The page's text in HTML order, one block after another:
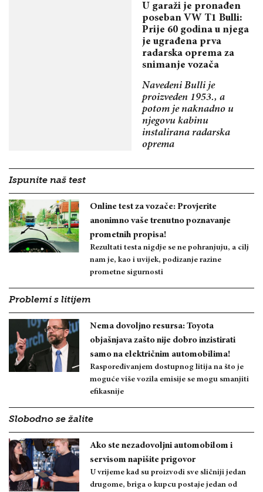
U garaži je pronađen
poseban VW T1 Bulli:
Prije 60 godina u njega
je ugrađena prva
radarska oprema za
snimanje vozača
Navedeni Bulli je
proizveden 1953., a
potom je naknadno u
njegovu kabinu
instalirana radarska
oprema
Ispunite naš test
Online test za vozače: Provjerite
anonimno vaše trenutno poznavanje
prometnih propisa!
Rezultati testa nigdje se ne pohranjuju, a cilj
nam je, kao i uvijek, podizanje razine
prometne sigurnosti
Problemi s litijem
Nema dovoljno resursa: Toyota
objašnjava zašto nije dobro inzistirati
samo na električnim automobilima!
Raspoređivanjem dostupnog litija na što je
moguće više vozila emisije se mogu smanjiti
efikasnije
Slobodno se žalite
Ako ste nezadovoljni automobilom i
servisom napišite prigovor
U vrijeme kad su proizvodi sve sličniji jedan
drugome, briga o kupcu postaje jedan od